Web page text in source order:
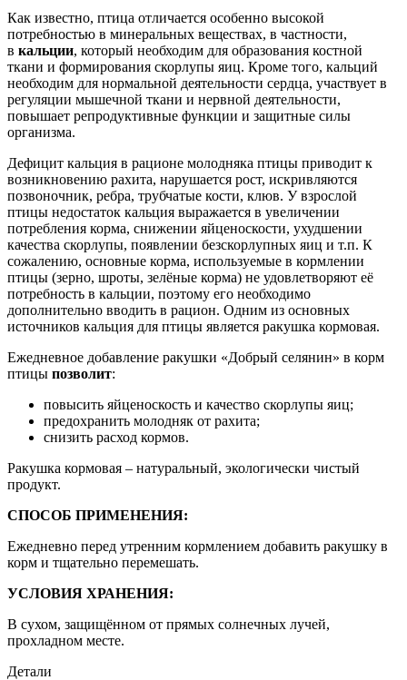
Как известно, птица отличается особенно высокой
потребностью в минеральных веществах, в частности,
в кальции, который необходим для образования костной
ткани и формирования скорлупы яиц. Кроме того, кальций
необходим для нормальной деятельности сердца, участвует в
регуляции мышечной ткани и нервной деятельности,
повышает репродуктивные функции и защитные силы
организма.
Дефицит кальция в рационе молодняка птицы приводит к
возникновению рахита, нарушается рост, искривляются
позвоночник, ребра, трубчатые кости, клюв. У взрослой
птицы недостаток кальция выражается в увеличении
потребления корма, снижении яйценоскости, ухудшении
качества скорлупы, появлении безскорлупных яиц и т.п. К
сожалению, основные корма, используемые в кормлении
птицы (зерно, шроты, зелёные корма) не удовлетворяют её
потребность в кальции, поэтому его необходимо
дополнительно вводить в рацион. Одним из основных
источников кальция для птицы является ракушка кормовая.
Ежедневное добавление ракушки «Добрый селянин» в корм
птицы позволит:
повысить яйценоскость и качество скорлупы яиц;
предохранить молодняк от рахита;
снизить расход кормов.
Ракушка кормовая – натуральный, экологически чистый
продукт.
СПОСОБ ПРИМЕНЕНИЯ:
Ежедневно перед утренним кормлением добавить ракушку в
корм и тщательно перемешать.
УСЛОВИЯ ХРАНЕНИЯ:
В сухом, защищённом от прямых солнечных лучей,
прохладном месте.
Детали